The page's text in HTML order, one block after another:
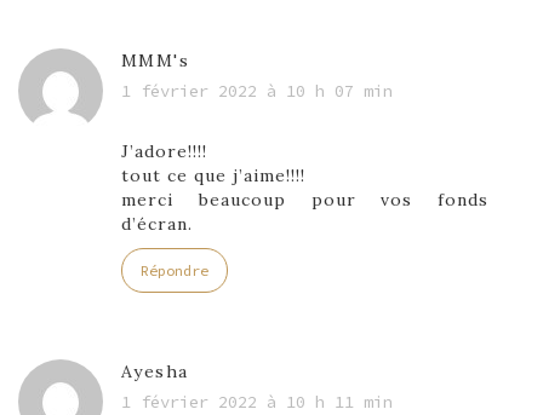
MMM's
1 février 2022 à 10 h 07 min
J’adore!!!!
tout ce que j’aime!!!!
merci beaucoup pour vos fonds
d’écran.
Répondre
Ayesha
1 février 2022 à 10 h 11 min